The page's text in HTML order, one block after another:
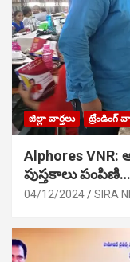
జిల్లా వార్తలు ట్రేండింగ్
Alphores
పుస్తకాలు పంపిణి…
04/12/2024 SIRA